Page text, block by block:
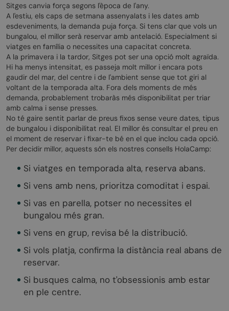
Sitges canvia força segons l'època de l'any.
A l'estiu, els caps de setmana assenyalats i les dates amb
esdeveniments, la demanda puja força. Si tens clar que vols un
bungalou, el millor serà reservar amb antelació. Especialment si
viatges en família o necessites una capacitat concreta.
A la primavera i la tardor, Sitges pot ser una opció molt agraïda.
Hi ha menys intensitat, es passeja molt millor i encara pots
gaudir del mar, del centre i de l'ambient sense que tot giri al
voltant de la temporada alta. Fora dels moments de més
demanda, probablement trobaràs més disponibilitat per triar
amb calma i sense presses.
No té gaire sentit parlar de preus fixos sense veure dates, tipus
de bungalou i disponibilitat real. El millor és consultar el preu en
el moment de reservar i fixar-te bé en el que inclou cada opció.
Per decidir millor, aquests són els nostres consells HolaCamp:
Si viatges en temporada alta, reserva abans.
Si vens amb nens, prioritza comoditat i espai.
Si vas en parella, potser no necessites el
bungalou més gran.
Si vens en grup, revisa bé la distribució.
Si vols platja, confirma la distància real abans de
reservar.
Si busques calma, no t'obsessionis amb estar
en ple centre.